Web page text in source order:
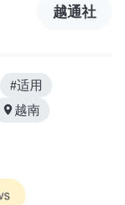
越通社
#适用
越南